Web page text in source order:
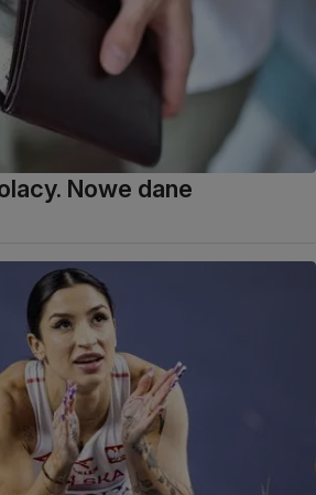
Nowe dane